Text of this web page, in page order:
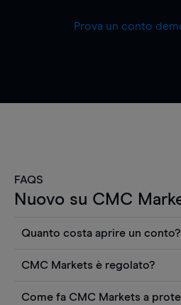
Prova un conto
FAQS
Nuovo su CMC
Quanto costa aprire un conto?
Puoi anche visualizzare
utilizzare strumenti come
CMC Markets è regolato?
Come fa CMC Markets a